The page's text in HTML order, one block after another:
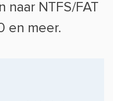
naar NTFS/FAT
en meer.